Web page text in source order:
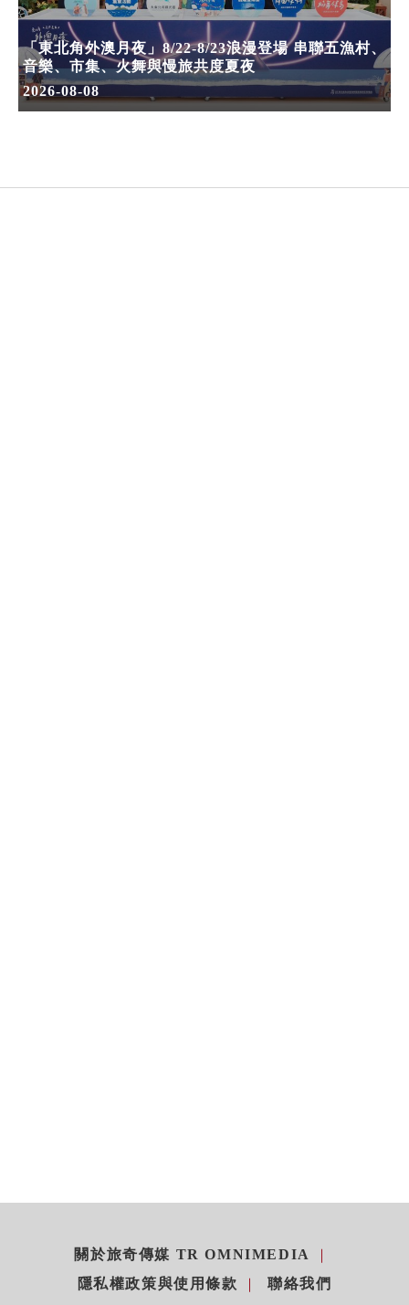
「東北角外澳月夜」8/22-8/23浪漫登場 串聯五漁村、
音樂、市集、火舞與慢旅共度夏夜
2026-08-08
關於旅奇傳媒 TR OMNIMEDIA
隱私權政策與使用條款
聯絡我們